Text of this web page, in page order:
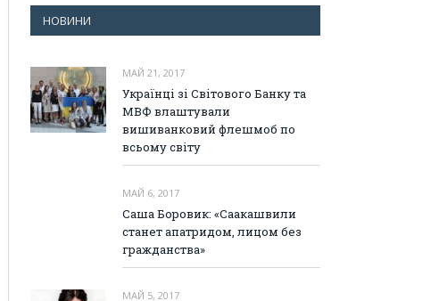
НОВИНИ
МАЙ 21, 2017
Українці зі Світового Банку та
МВФ влаштували
вишиванковий флешмоб по
всьому світу
МАЙ 6, 2017
Саша Боровик: «Саакашвили
станет апатридом, лицом без
гражданства»
МАЙ 5, 2017